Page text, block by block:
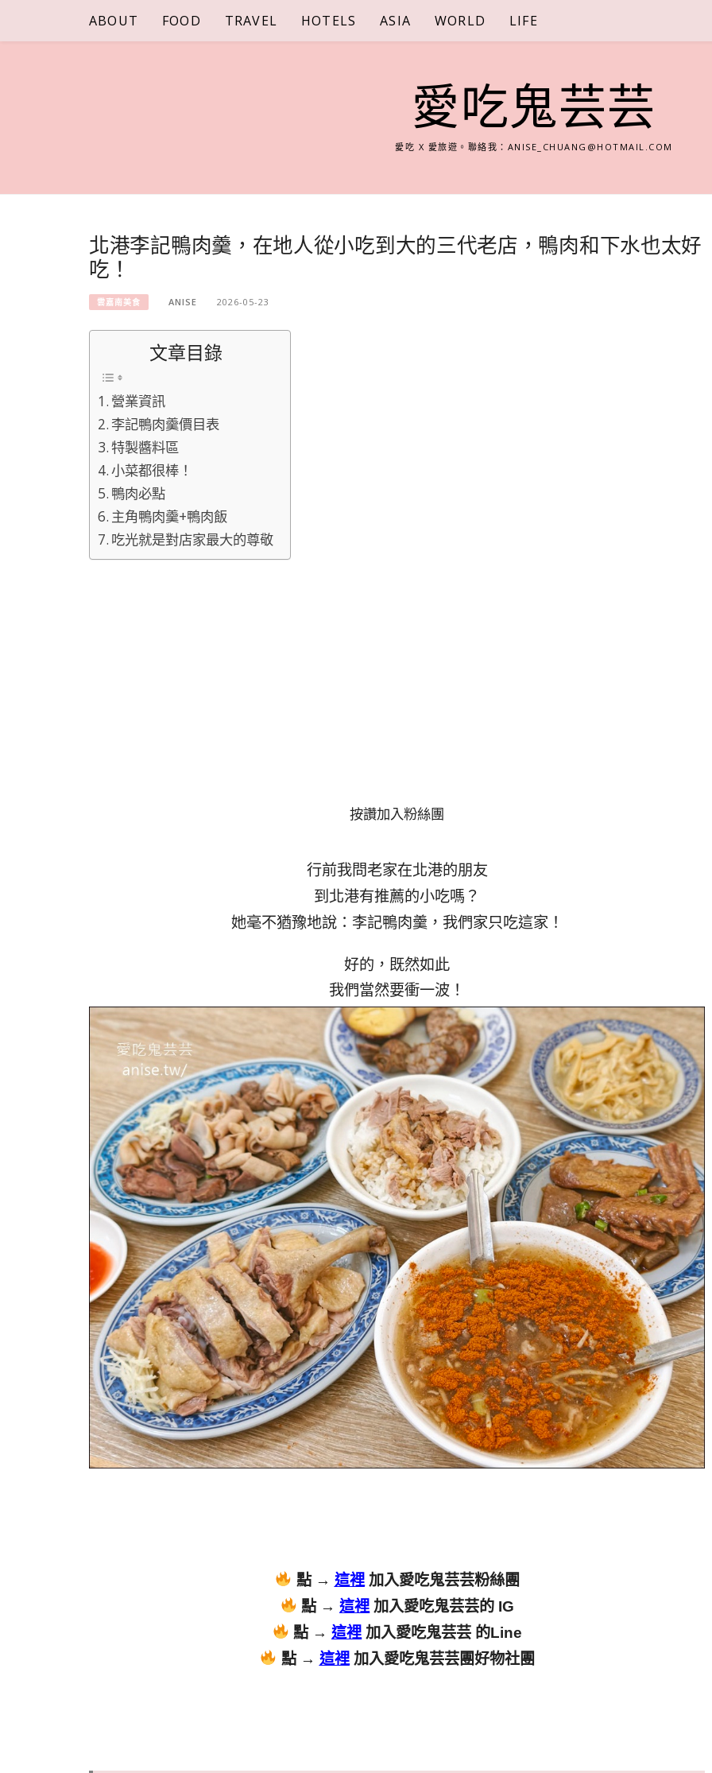
content
ABOUT FOOD TRAVEL HOTELS ASIA WORLD LIFE
愛吃鬼芸芸
愛吃 X 愛旅遊。聯絡我： ANISE_CHUANG@HOTMAIL.COM
北港李記鴨肉羹，在地人從小吃到大的三代老店，鴨肉和下水也太好
吃！
雲嘉南美食 ANISE 2026-05-23
文章目錄
營業資訊
李記鴨肉羹價目表
特製醬料區
小菜都很棒！
鴨肉必點
主角鴨肉羹+鴨肉飯
吃光就是對店家最大的尊敬
按讚加入粉絲團
行前我問老家在北港的朋友
到北港有推薦的小吃嗎？
她毫不猶豫地說：李記鴨肉羹，我們家只吃這家！
好的，既然如此
我們當然要衝一波！
點 → 這裡 加入愛吃鬼芸芸粉絲團
點 →這裡 加入愛吃鬼芸芸的 IG
點 →這裡 加入愛吃鬼芸芸 的Line
點 → 這裡加入愛吃鬼芸芸團好物社團